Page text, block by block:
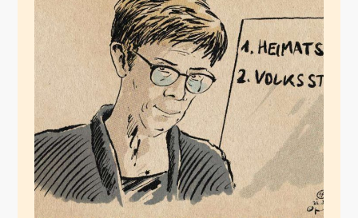
Annegret erleichtert
Juli 24, 2020